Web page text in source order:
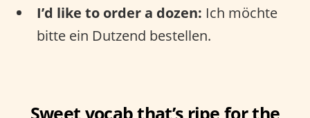
I’d like to order a dozen: Ich möchte
bitte ein Dutzend bestellen.
Sweet vocab that’s ripe for the